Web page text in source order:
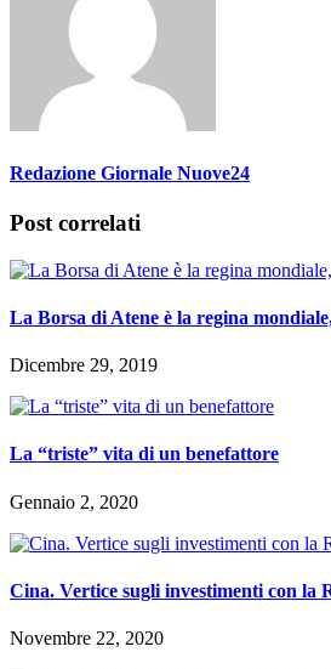
Redazione Giornale Nuove24
Post correlati
La Borsa di Atene è la regina
Dicembre 29, 2019
La “triste” vita di un benefattore
Gennaio 2, 2020
Cina. Vertice sugli investimenti con la
Novembre 22, 2020